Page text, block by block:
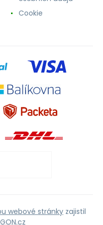
Cookie
webové stránky zajistil